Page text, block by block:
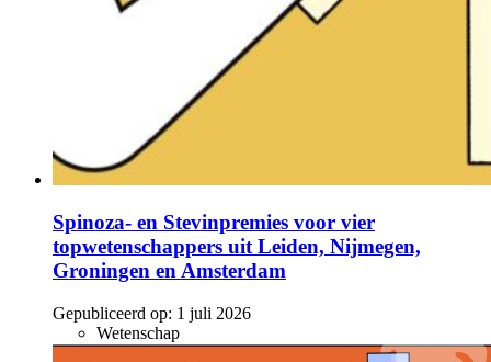
Spinoza- en Stevinpremies voor vier
topwetenschappers uit Leiden, Nijmegen,
Groningen en Amsterdam
Gepubliceerd op: 1 juli 2026
Wetenschap